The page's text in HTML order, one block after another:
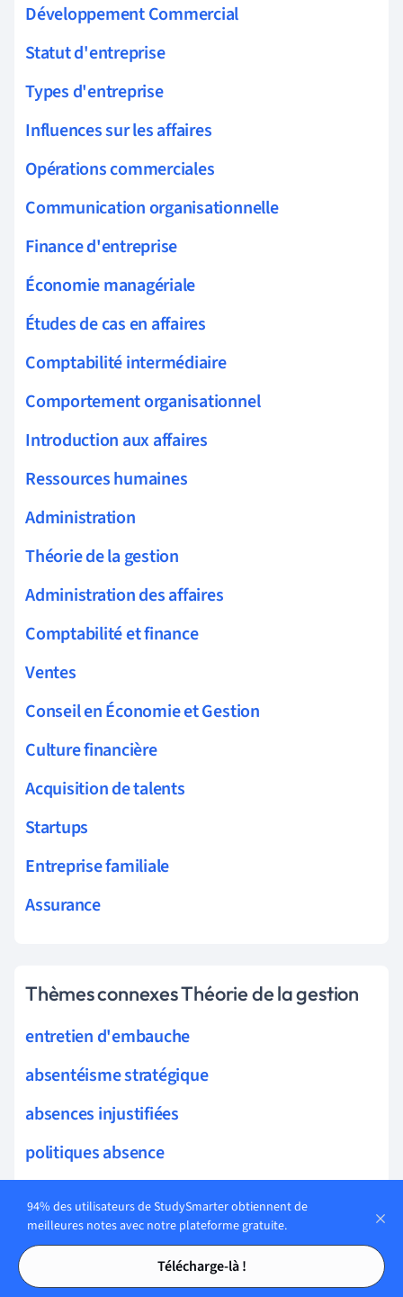
Tables des matières
Tables des matières
Développement Commercial
Statut d'entreprise
Types d'entreprise
Influences sur les affaires
Opérations commerciales
Communication organisationnelle
Finance d'entreprise
Économie managériale
Études de cas en affaires
Comptabilité intermédiaire
Comportement organisationnel
Introduction aux affaires
Ressources humaines
Administration
Théorie de la gestion
Administration des affaires
Comptabilité et finance
Ventes
Conseil en Économie et Gestion
Culture financière
Acquisition de talents
Startups
Entreprise familiale
Assurance
Thèmes connexes Théorie de la gestion
entretien d'embauche
absentéisme stratégique
absences injustifiées
politiques absence
motifs absence
absences justifiées
94% des utilisateurs de StudySmarter obtiennent de
meilleures notes avec notre plateforme gratuite.
Télécharge-là !